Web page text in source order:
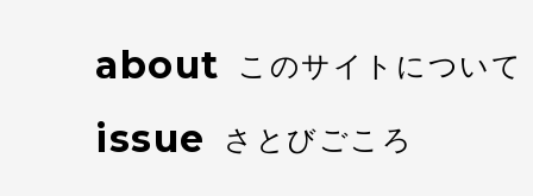
about このサイトについて
issue さとびごころ